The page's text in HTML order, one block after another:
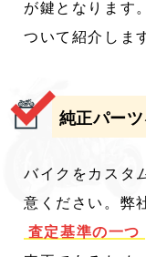
が鍵となります
ついて紹介しま
純正パー
バイクをカスタ
意ください。弊
査定基準の一つ